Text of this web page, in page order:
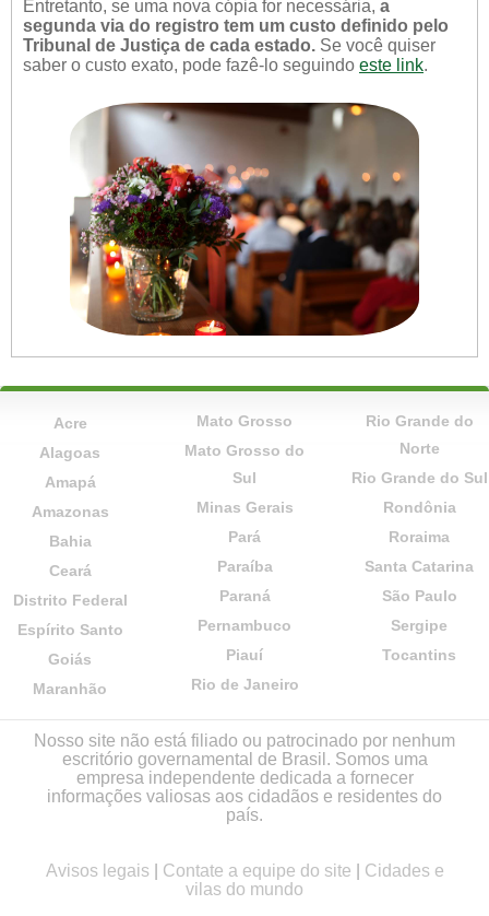
Entretanto, se uma nova cópia for necessária, a
segunda via do registro tem um custo definido pelo
Tribunal de Justiça de cada estado. Se você quiser
saber o custo exato, pode fazê-lo seguindo este link.
Acre
Alagoas
Amapá
Amazonas
Bahia
Ceará
Distrito Federal
Espírito Santo
Goiás
Maranhão
Mato Grosso
Mato Grosso do
Sul
Minas Gerais
Pará
Paraíba
Paraná
Pernambuco
Piauí
Rio de Janeiro
Rio Grande do
Norte
Rio Grande do Sul
Rondônia
Roraima
Santa Catarina
São Paulo
Sergipe
Tocantins
Nosso site não está filiado ou patrocinado por nenhum
escritório governamental de Brasil. Somos uma
empresa independente dedicada a fornecer
informações valiosas aos cidadãos e residentes do
país.
Avisos legais Contate a equipe do site
Cidades e
vilas do mundo